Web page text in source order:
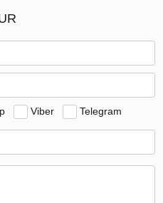
Viber Telegram